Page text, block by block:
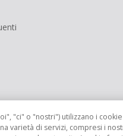
"ci" o "nostri") utilizzano i
varietà di servizi, compresi i